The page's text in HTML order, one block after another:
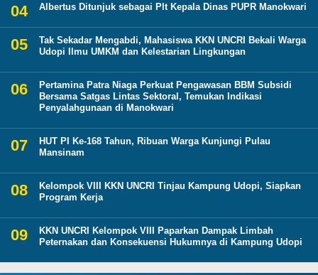
Albertus Ditunjuk sebagai Plt Kepala Dinas PUPR Manokwari
Tak Sekadar Mengabdi, Mahasiswa KKN UNCRI Bekali Warga
Udopi Ilmu UMKM dan Kelestarian Lingkungan
Pertamina Patra Niaga Perkuat Pengawasan BBM Subsidi
Bersama Satgas Lintas Sektoral, Temukan Indikasi
Penyalahgunaan di Manokwari
HUT PI Ke-168 Tahun, Ribuan Warga Kunjungi Pulau
Mansinam
Kelompok VIII KKN UNCRI Tinjau Kampung Udopi, Siapkan
Program Kerja
KKN UNCRI Kelompok VIII Paparkan Dampak Limbah
Peternakan dan Konsekuensi Hukumnya di Kampung Udopi